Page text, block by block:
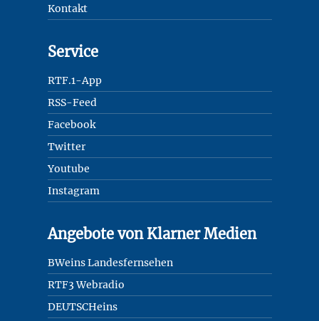
Kontakt
Service
RTF.1-App
RSS-Feed
Facebook
Twitter
Youtube
Instagram
Angebote von Klarner Medien
BWeins Landesfernsehen
RTF3 Webradio
DEUTSCHeins